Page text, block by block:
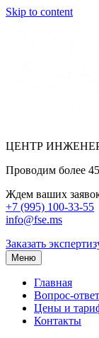
Skip to content
ЦЕНТР
Проводим более
Ждем ваших
+7 (995) 100-33-55
info@fse.ms
Заказать
Меню
Главная
Вопрос-ответ
Цены и
Контакты